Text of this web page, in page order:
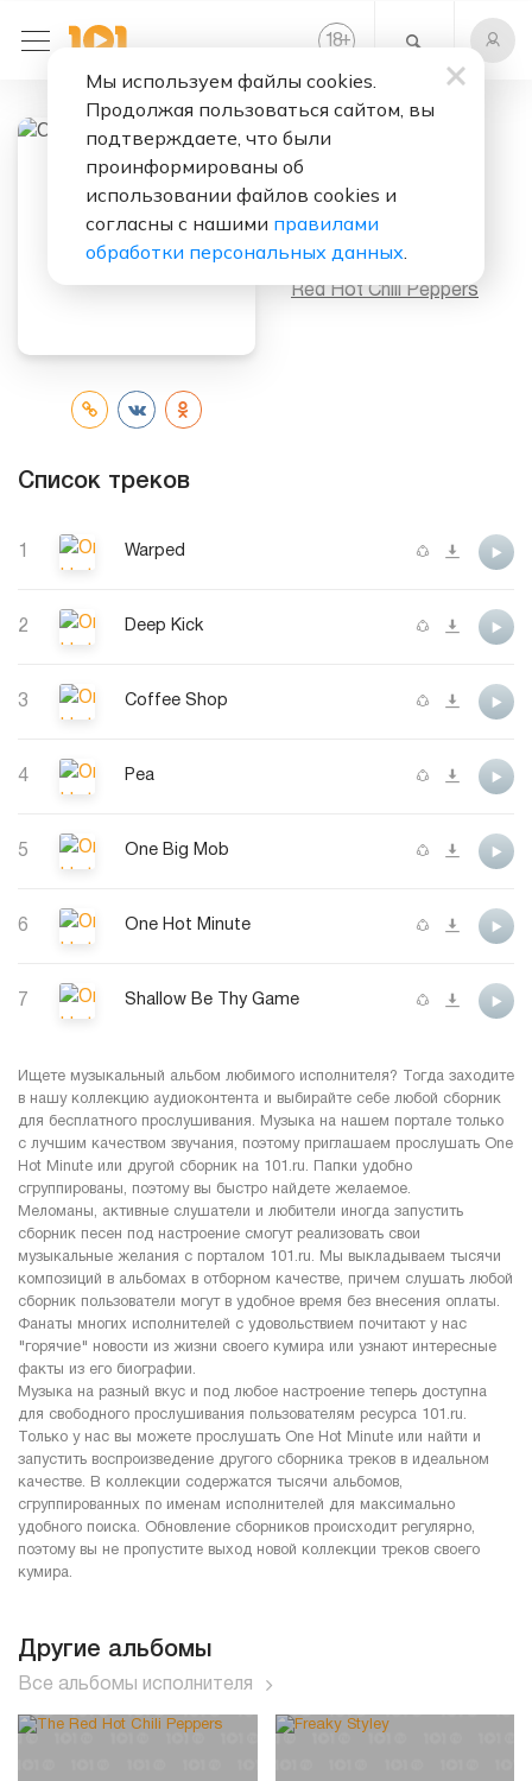
18+
Слушать бесплатно
Исполнитель:
Red Hot Chili Peppers
Список треков
1 Warped
2 Deep Kick
3 Coffee Shop
4 Pea
5 One Big Mob
6 One Hot Minute
7 Shallow Be Thy Game
Ищете музыкальный альбом любимого исполнителя? Тогда заходите
в нашу коллекцию аудиоконтента и выбирайте себе любой сборник
для бесплатного прослушивания. Музыка на нашем портале только
с лучшим качеством звучания, поэтому приглашаем прослушать One
Hot Minute или другой сборник на 101.ru. Папки удобно
сгруппированы, поэтому вы быстро найдете желаемое.
Меломаны, активные слушатели и любители иногда запустить
сборник песен под настроение смогут реализовать свои
музыкальные желания с порталом 101.ru. Мы выкладываем тысячи
композиций в альбомах в отборном качестве, причем слушать любой
сборник пользователи могут в удобное время без внесения оплаты.
Фанаты многих исполнителей с удовольствием почитают у нас
"горячие" новости из жизни своего кумира или узнают интересные
факты из его биографии.
Музыка на разный вкус и под любое настроение теперь доступна
для свободного прослушивания пользователям ресурса 101.ru.
Только у нас вы можете прослушать One Hot Minute или найти и
запустить воспроизведение другого сборника треков в идеальном
качестве. В коллекции содержатся тысячи альбомов,
сгруппированных по именам исполнителей для максимально
удобного поиска. Обновление сборников происходит регулярно,
поэтому вы не пропустите выход новой коллекции треков своего
кумира.
Другие альбомы
Все альбомы исполнителя
Мы используем файлы cookies.
Продолжая пользоваться сайтом, вы
подтверждаете, что были
проинформированы об
использовании файлов cookies и
согласны с нашими правилами
обработки персональных данных.